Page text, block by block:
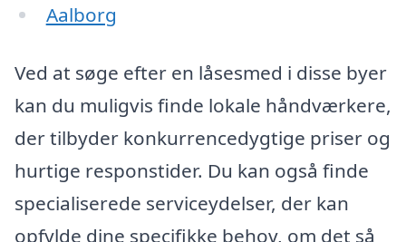
Aalborg
Ved at søge efter en låsesmed i disse byer
kan du muligvis finde lokale håndværkere,
der tilbyder konkurrencedygtige priser og
hurtige responstider. Du kan også finde
specialiserede serviceydelser, der kan
opfylde dine specifikke behov, om det så